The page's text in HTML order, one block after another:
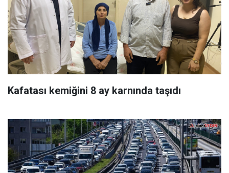
Kafatası kemiğini 8 ay karnında taşıdı